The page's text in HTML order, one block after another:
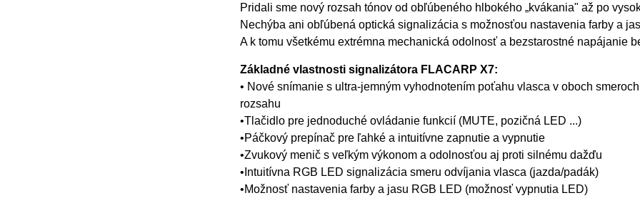
Pridali sme nový rozsah tónov od obľúbeného hlbokého „kvákania" až po
Nechýba ani obľúbená optická signalizácia s možnosťou nastavenia farby a
A k tomu všetkému extrémna mechanická odolnosť a bezstarostné napájanie
Základné vlastnosti signalizátora FLACARP X7:
• Nové snímanie s ultra-jemným vyhodnotením poťahu vlasca v oboch
rozsahu
•Tlačidlo pre jednoduché ovládanie funkcií (MUTE, pozičná LED ...)
•Páčkový prepínač pre ľahké a intuitívne zapnutie a vypnutie
•Zvukový menič s veľkým výkonom a odolnosťou aj proti silnému dažďu
•Intuitívna RGB LED signalizácia smeru odvíjania vlasca (jazda/padák)
•Možnosť nastavenia farby a jasu RGB LED (možnosť vypnutia LED)